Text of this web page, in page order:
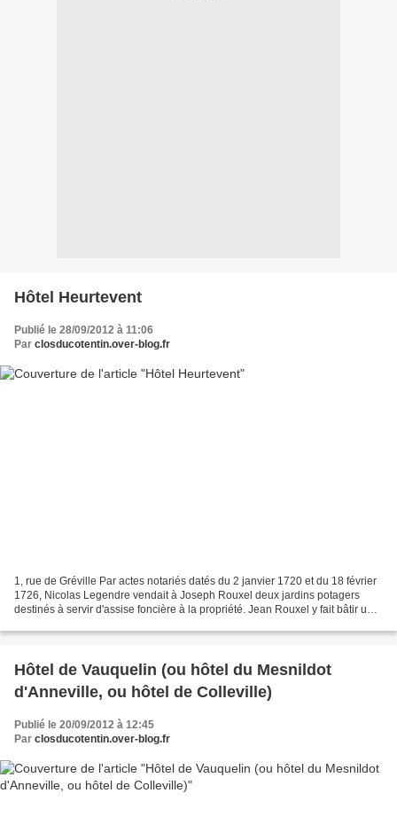
Hôtel Heurtevent
Publié le 28/09/2012 à 11:06
Par closducotentin.over-blog.fr
1, rue de Gréville Par actes notariés datés du 2 janvier 1720 et du 18 février
1726, Nicolas Legendre vendait à Joseph Rouxel deux jardins potagers
destinés à servir d'assise foncière à la propriété. Jean Rouxel y fait bâtir une
Hôtel de Vauquelin (ou hôtel du Mesnildot
d'Anneville, ou hôtel de Colleville)
Publié le 20/09/2012 à 12:45
Par closducotentin.over-blog.fr